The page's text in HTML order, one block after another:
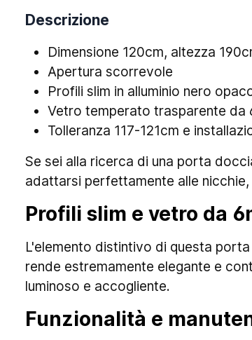
Descrizione
Dimensione 120cm, altezza
Apertura scorrevole
Profili slim in alluminio nero
Vetro temperato trasparente da
Tolleranza 117-121cm e
Se sei alla ricerca di una porta
adattarsi perfettamente alle
Profili slim e vetro da
L'elemento distintivo di questa
rende estremamente elegante e
luminoso e accogliente.
Funzionalità e